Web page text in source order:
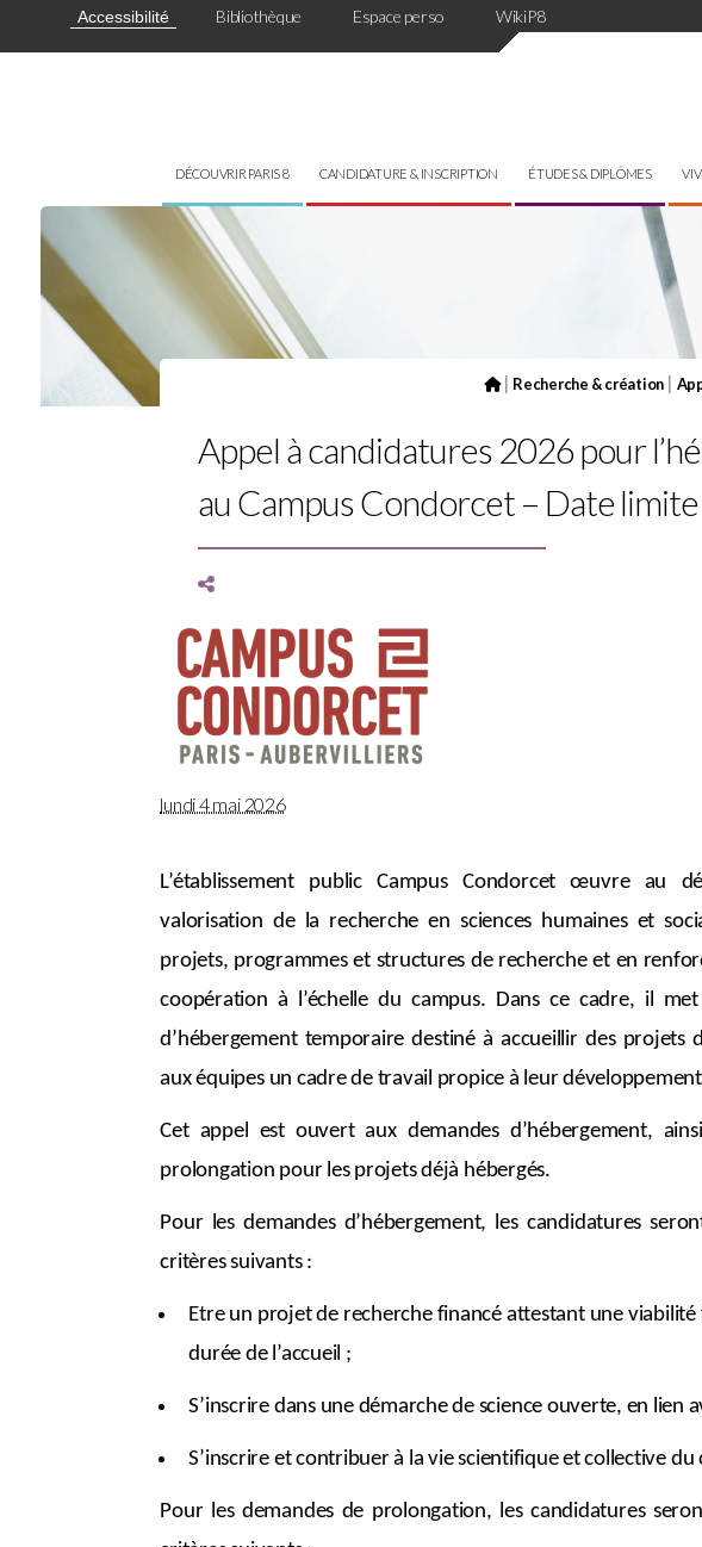
Accessibilité Bibliothèque Espace perso WikiP8
DÉCOUVRIR PARIS 8 CANDIDATURE & INSCRIPTION ÉTUDES & DIPLÔMES
| Recherche & création |
Appel à candidatures 2026 pour
au Campus Condorcet – Date
lundi 4 mai 2026
L’établissement public Campus Condorcet œuvre au
valorisation de la recherche en sciences humaines et
projets, programmes et structures de recherche et en
coopération à l’échelle du campus. Dans ce cadre, il
d’hébergement temporaire destiné à accueillir des
aux équipes un cadre de travail propice à leur
Cet appel est ouvert aux demandes d’hébergement,
prolongation pour les projets déjà hébergés.
Pour les demandes d’hébergement, les candidatures
critères suivants :
Etre un projet de recherche financé attestant une
durée de l’accueil ;
S’inscrire dans une démarche de science ouverte, en lien
S’inscrire et contribuer à la vie scientifique et collective du
Pour les demandes de prolongation, les candidatures
Panneau de gestion des cookies